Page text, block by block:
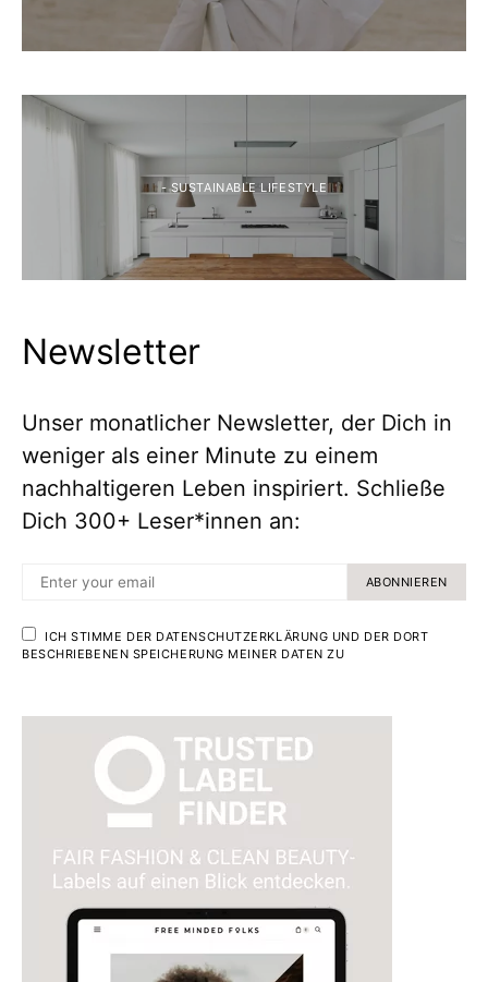
- SUSTAINABLE LIFESTYLE
Newsletter
Unser monatlicher Newsletter, der Dich in
weniger als einer Minute zu einem
nachhaltigeren Leben inspiriert. Schließe
Dich 300+ Leser*innen an:
ABONNIEREN
ICH STIMME DER DATENSCHUTZERKLÄRUNG UND DER DORT
BESCHRIEBENEN SPEICHERUNG MEINER DATEN ZU